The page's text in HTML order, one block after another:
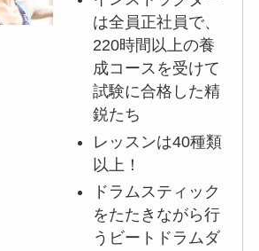
は全員正社員で、
220時間以上の養
成コースを受けて
試験に合格した精
鋭たち
レッスンは40種類
以上！
ドラムスティック
をたたきながら行
うビートドラムダ